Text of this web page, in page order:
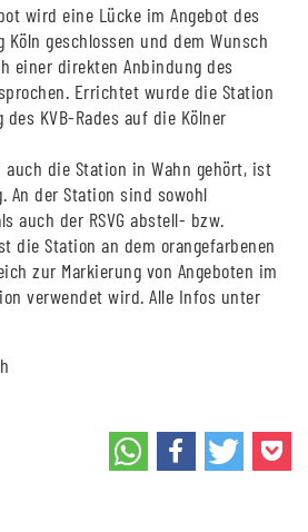
wird eine Lücke im Angebot des
Köln geschlossen und dem Wunsch
einer direkten Anbindung des
Errichtet wurde die Station
KVB-Rades auf die Kölner
auch die Station in Wahn gehört, ist
An der Station sind sowohl
auch der RSVG abstell- bzw.
die Station an dem orangefarbenen
zur Markierung von Angeboten im
verwendet wird. Alle Infos unter